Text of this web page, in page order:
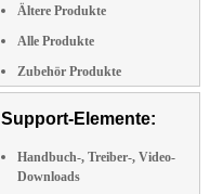
Ältere Produkte
Alle Produkte
Zubehör Produkte
Support-Elemente:
Handbuch-, Treiber-, Video-
Downloads